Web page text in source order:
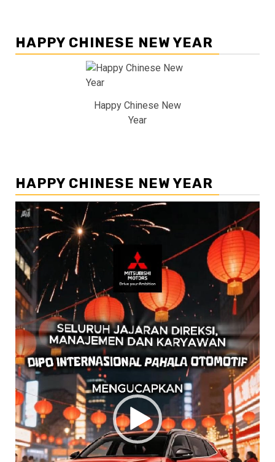
HAPPY CHINESE NEW YEAR
Happy Chinese New
Year
HAPPY CHINESE NEW YEAR
Pemutar